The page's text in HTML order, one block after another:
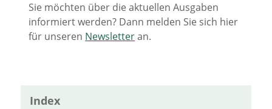
Sie möchten über die aktuellen Ausgaben
informiert werden? Dann melden Sie sich hier
für unseren Newsletteran.
Index